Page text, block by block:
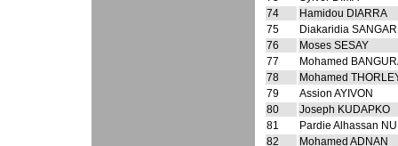
74
Hamidou DIARRA
75
Diakaridia
76
Moses SESAY
77
Mohamed
78
Mohamed
79
Assion AYIVON
80
Joseph KUDAPKO
81
Pardie Alhassan
82
Mohamed ADNAN